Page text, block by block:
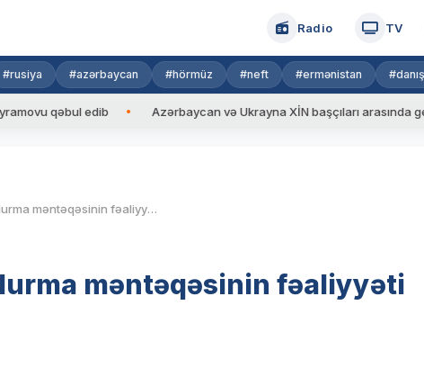
Radio TV
#rusiya #azərbaycan #hörmüz #neft #ermənistan
edib Azərbaycan və Ukrayna XİN başçıları arasında geniş
Tovuzda yanacaqdoldurma məntəqəsinin fəaliyyəti dayandırıldı
məntəqəsinin fəaliyyəti